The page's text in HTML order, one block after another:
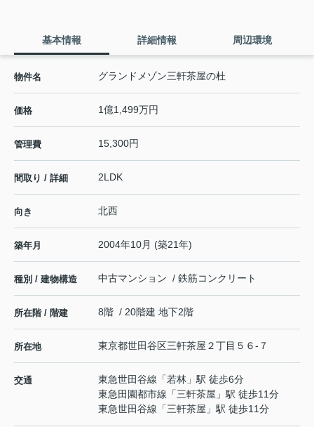
基本情報 詳細情報 周辺環境
物件名 グランドメゾン三軒茶屋の杜
価格 1億1,499万円
管理費 15,300円
間取り / 詳細 2LDK
向き 北西
築年月 2004年10月 (築21年)
種別 / 建物構造 中古マンション / 鉄筋コンクリート
所在階 / 階建 8階 / 20階建 地下2階
所在地 東京都世田谷区三軒茶屋 ２丁目５６-７
交通 東急世田谷線 「若林 」駅 徒歩6分
東急田園都市線 「三軒茶屋 」駅 徒歩11分
東急世田谷線 「三軒茶屋 」駅 徒歩11分